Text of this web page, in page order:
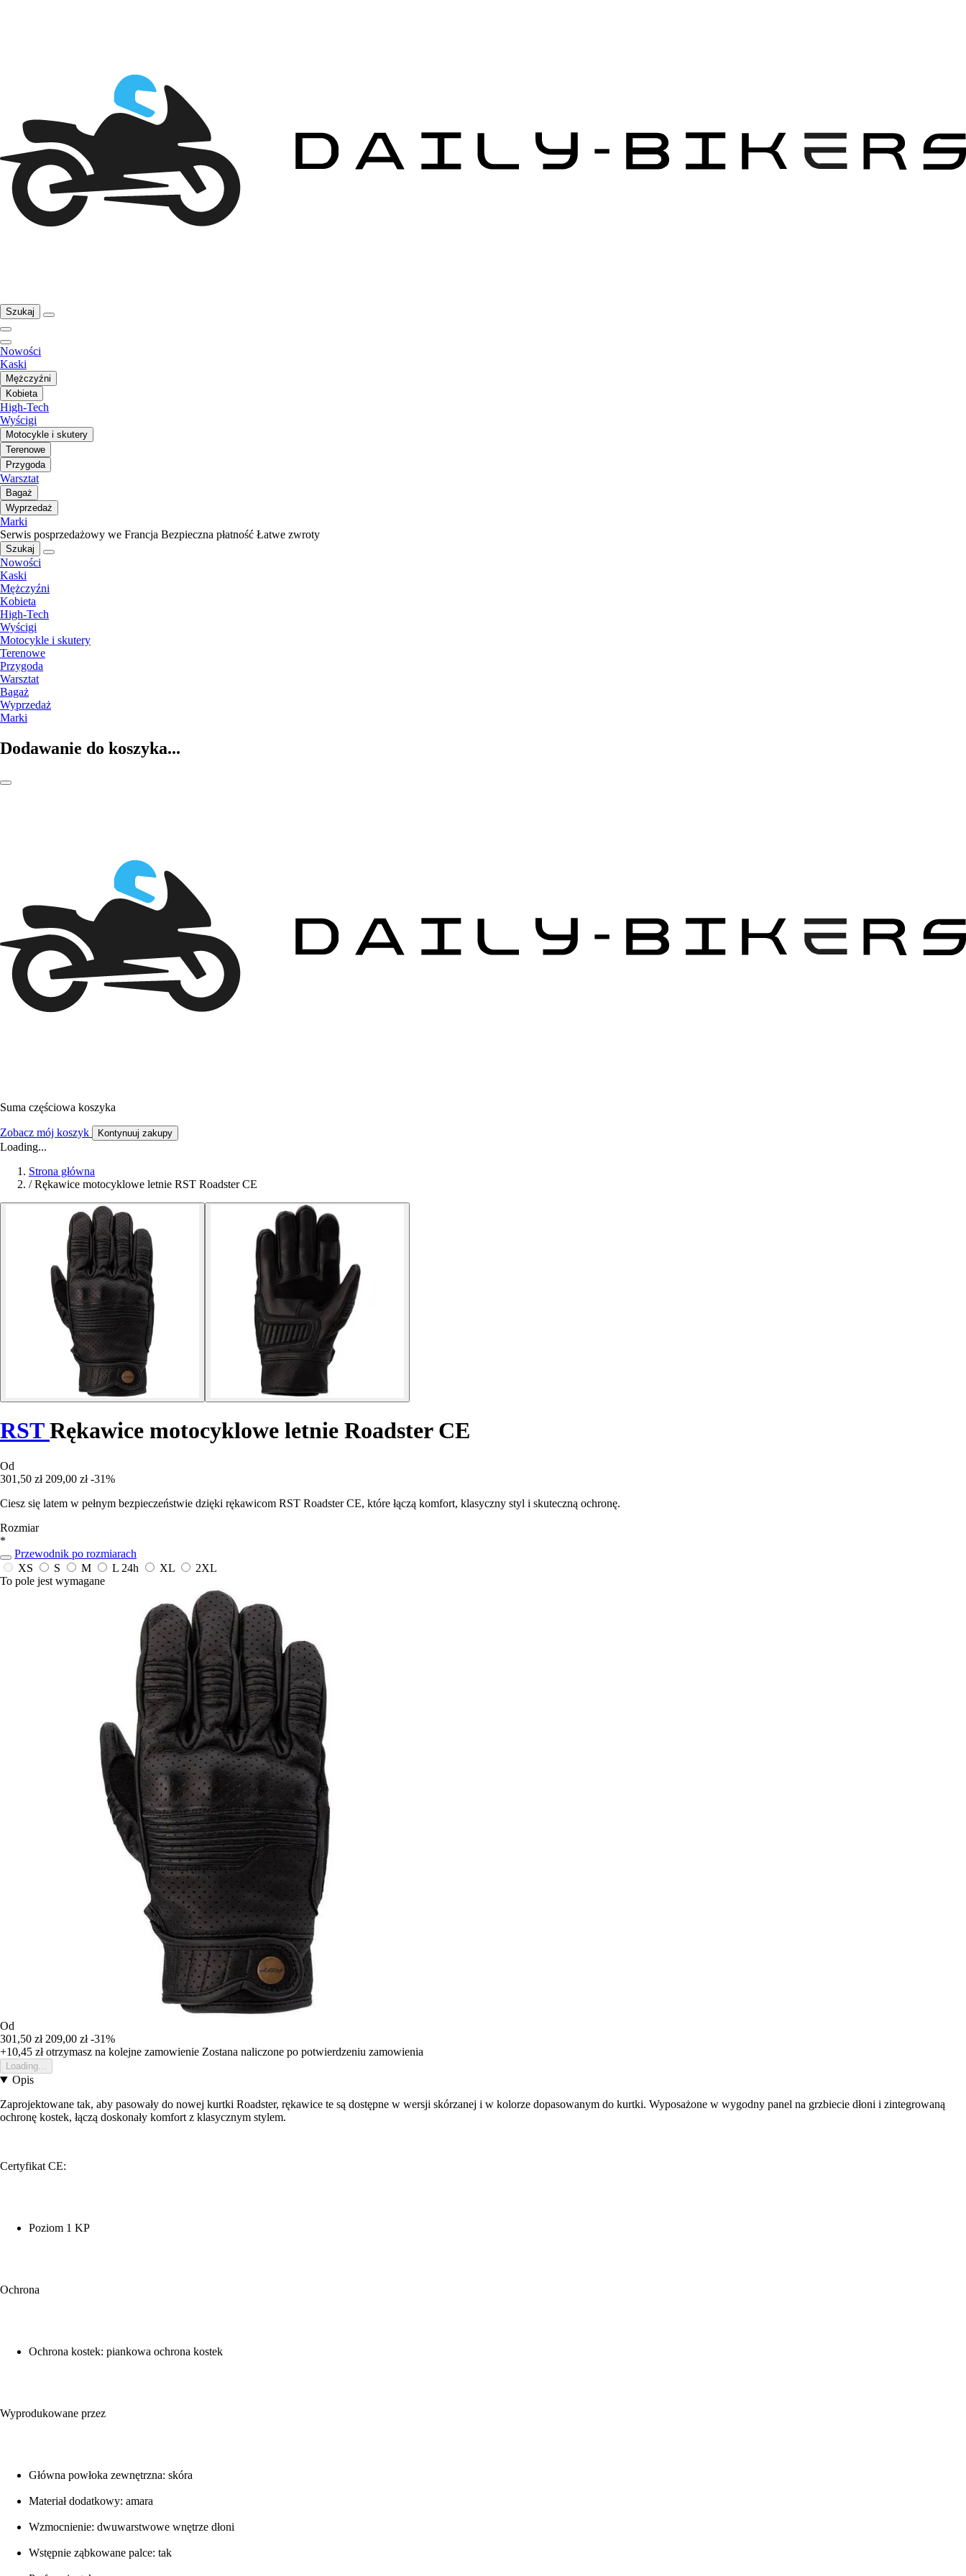
Szukaj
Nowości
Kaski
Mężczyźni
Kobieta
High-Tech
Wyścigi
Motocykle i skutery
Terenowe
Przygoda
Warsztat
Bagaż
Wyprzedaż
Marki
Serwis posprzedażowy we Francja Bezpieczna płatność Łatwe zwroty
Szukaj
Nowości
Kaski
Mężczyźni
Kobieta
High-Tech
Wyścigi
Motocykle i skutery
Terenowe
Przygoda
Warsztat
Bagaż
Wyprzedaż
Marki
Dodawanie do koszyka...
Suma częściowa koszyka
Zobacz mój koszyk Kontynuuj zakupy
Loading...
Strona główna
/ Rękawice motocyklowe letnie RST Roadster CE
RSTRękawice motocyklowe letnie Roadster CE
Od
301,50 zł 209,00 zł -31%
Ciesz się latem w pełnym bezpieczeństwie dzięki rękawicom RST Roadster CE, które łączą komfort, klasyczny styl i skuteczną ochronę.
Rozmiar
*
Przewodnik po rozmiarach
XS
S M L 24h XL
2XL
To pole jest wymagane
Od
301,50 zł 209,00 zł -31%
+10,45 złotrzymasz na kolejne zamowienie Zostana naliczone po potwierdzeniu zamowienia
Loading...
Opis
Zaprojektowane tak, aby pasowały do nowej kurtki Roadster, rękawice te są dostępne w wersji skórzanej i w kolorze dopasowanym do kurtki. Wyposażone w wygodny panel na grzbiecie dłoni i zintegrowaną
ochronę kostek, łączą doskonały komfort z klasycznym stylem.
Certyfikat CE:
Poziom 1 KP
Ochrona
Ochrona kostek: piankowa ochrona kostek
Wyprodukowane przez
Główna powłoka zewnętrzna: skóra
Materiał dodatkowy: amara
Wzmocnienie: dwuwarstwowe wnętrze dłoni
Wstępnie ząbkowane palce: tak